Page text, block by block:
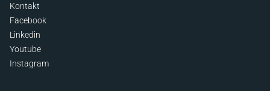
Kontakt
Facebook
Linkedin
Youtube
Instagram